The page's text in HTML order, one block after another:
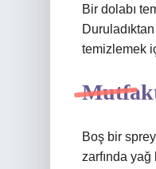
Bir dolabı
temizlemek
Boş bir
zarfında